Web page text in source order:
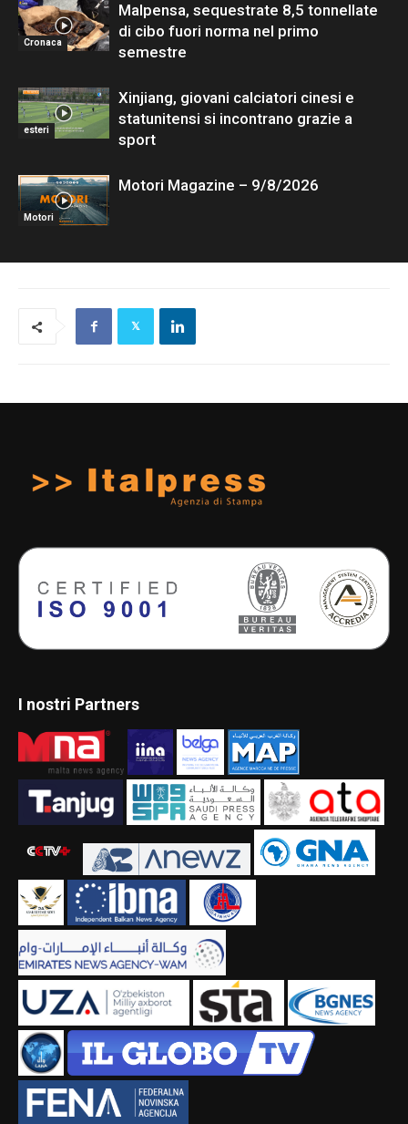
Cronaca
Malpensa, sequestrate 8,5 tonnellate
di cibo fuori norma nel primo
semestre
esteri
Xinjiang, giovani calciatori cinesi e
statunitensi si incontrano grazie a
sport
Motori
Motori Magazine – 9/8/2026
I nostri Partners